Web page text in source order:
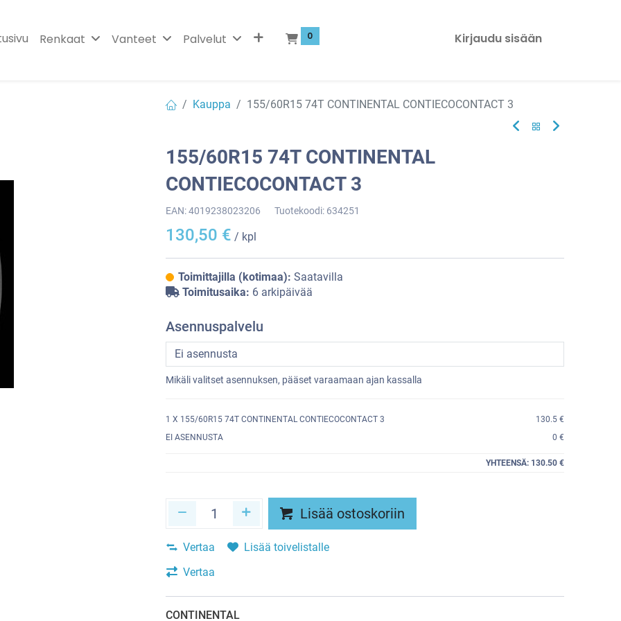
Renkaat Vanteet Palvelut 0 Kirjaudu sisään
Kauppa 155/60R15 74T CONTINENTAL CONTIECOCONTACT 3
155/60R15 74T CONTINENTAL
CONTIECOCONTACT 3
EAN:4019238023206 Tuotekoodi: 634251
130,50 € / kpl
Toimittajilla (kotimaa): Saatavilla
Toimitusaika: 6 arkipäivää
Asennuspalvelu
Mikäli valitset asennuksen, pääset varaamaan ajan kassalla
1 X 155/60R15 74T CONTINENTAL CONTIECOCONTACT 3
130.5 €
EI ASENNUSTA
0 €
YHTEENSÄ: 130.50 €
Lisää ostoskoriin
Vertaa
Lisää toivelistalle
Vertaa
CONTINENTAL